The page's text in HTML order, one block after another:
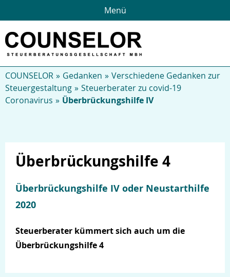
Menü
COUNSELOR Gedanken
Verschiedene Gedanken zur
Steuergestaltung
Steuerberater zu covid-19
Coronavirus
Überbrückungshilfe IV
Überbrückungshilfe 4
Überbrückungshilfe IV oder Neustarthilfe
2020
Steuerberater kümmert sich auch um die
Überbrückungshilfe 4
Über uns